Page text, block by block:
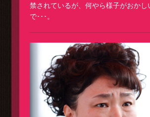
禁されているが、何やら様子がおかし
で･･･。